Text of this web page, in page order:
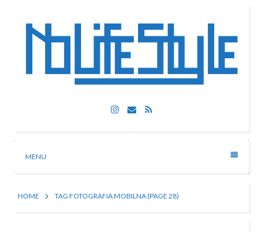
Nolife Style
Technologia, fotografia, rozrywka
Instagram
EmailRSS
MENU
HOME TAG FOTOGRAFIA MOBILNA(PAGE 28)